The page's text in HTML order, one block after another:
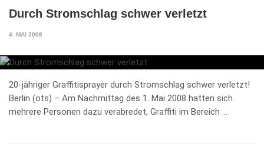
Durch Stromschlag schwer verletzt
4. MAI 2008
20-jähriger Graffitisprayer durch Stromschlag schwer verletzt!
Berlin (ots) – Am Nachmittag des 1. Mai 2008 hatten sich
mehrere Personen dazu verabredet, Graffiti im Bereich …